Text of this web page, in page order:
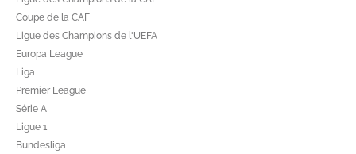
Coupe de la CAF
Ligue des Champions de l'UEFA
Europa League
Liga
Premier League
Série A
Ligue 1
Bundesliga